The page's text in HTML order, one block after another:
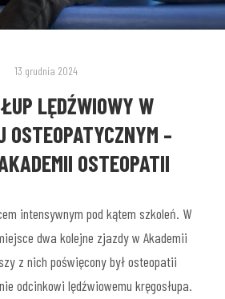
13 grudnia 2024
LĘDŹWIOWY W
OSTEOPATYCZNYM –
OSTEOPATII
intensywnym pod kątem szkoleń. W
dwa kolejne zjazdy w Akademii
z nich poświęcony był osteopatii
odcinkowi lędźwiowemu kręgosłupa.